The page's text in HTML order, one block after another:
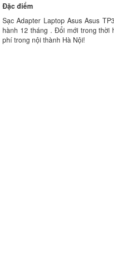
Đặc điểm
Sạc Adapter Laptop Asus Asus
hành 12 tháng . Đổi mới trong thời
phí trong nội thành Hà Nội!